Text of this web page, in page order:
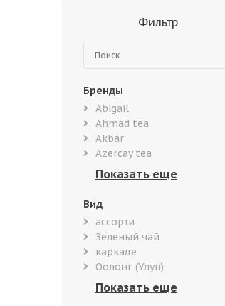
Фильтр
Бренды
Abigail
Ahmad tea
Akbar
Azercay tea
Вид
ассорти
Зеленый чай
каркаде
Оолонг (Улун)